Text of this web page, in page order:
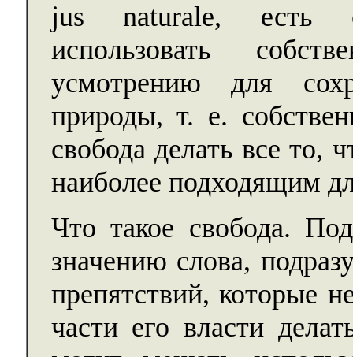
jus naturalе, есть
использовать
усмотрению для
природы, т. е.
свобода делать все то,
наиболее подходящим
Что такое свобода.
значению слова,
препятствий, которые
части его власти